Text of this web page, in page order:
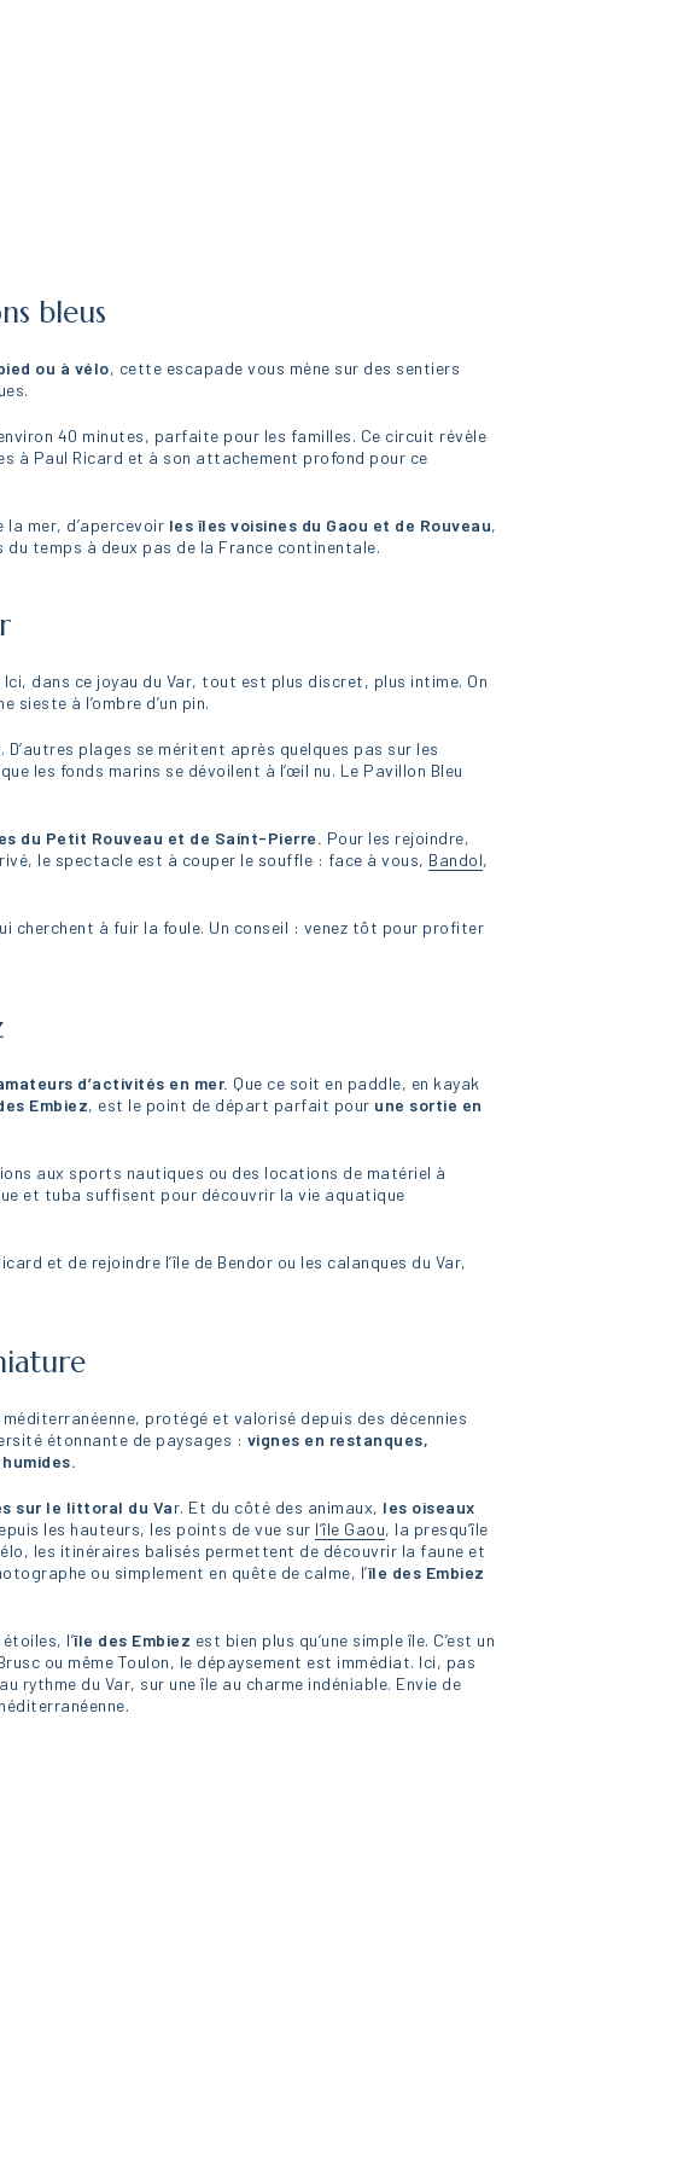
bleus
ou à vélo, cette escapade vous mène sur des sentiers
40 minutes, parfaite pour les familles. Ce circuit révèle
à Paul Ricard et à son attachement profond pour ce
la mer, d’apercevoir les îles voisines du Gaou et de Rouveau,
temps à deux pas de la France continentale.
dans ce joyau du Var, tout est plus discret, plus intime. On
à l’ombre d’un pin.
plages se méritent après quelques pas sur les
les fonds marins se dévoilent à l’œil nu. Le Pavillon Bleu
du Petit Rouveau et de Saint-Pierre. Pour les rejoindre,
le spectacle est à couper le souffle : face à vous, Bandol,
cherchent à fuir la foule. Un conseil : venez tôt pour profiter
d’activités en mer. Que ce soit en paddle, en kayak
Embiez, est le point de départ parfait pour une sortie en
aux sports nautiques ou des locations de matériel à
et tuba suffisent pour découvrir la vie aquatique
et de rejoindre l’île de Bendor ou les calanques du Var,
protégé et valorisé depuis des décennies
étonnante de paysages : vignes en restanques,
sur le littoral du Var. Et du côté des animaux, les oiseaux
les hauteurs, les points de vue sur l’île Gaou, la presqu’île
les itinéraires balisés permettent de découvrir la faune et
ou simplement en quête de calme, l’île des Embiez
l’île des Embiez est bien plus qu’une simple île. C’est un
ou même Toulon, le dépaysement est immédiat. Ici, pas
du Var, sur une île au charme indéniable. Envie de